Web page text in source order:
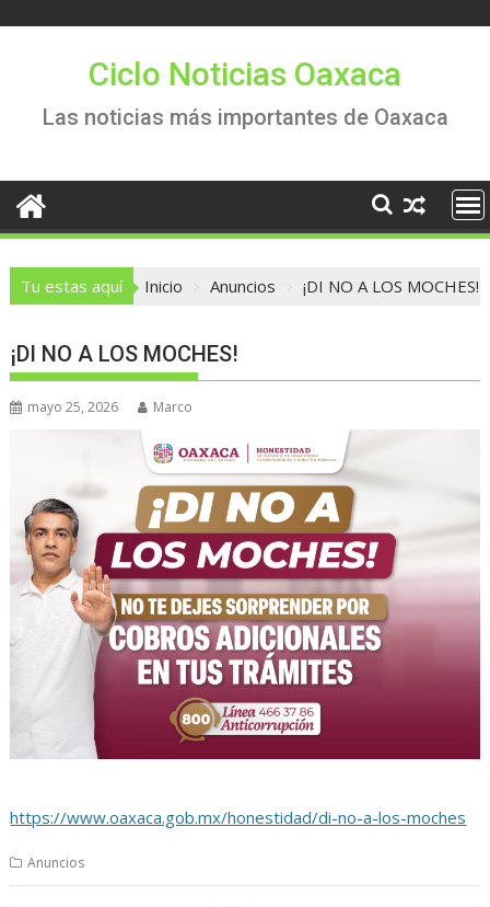
Ciclo Noticias Oaxaca
Las noticias más importantes de Oaxaca
Tu estas aquí Inicio Anuncios ¡DI NO A LOS MOCHES!
¡DI NO A LOS MOCHES!
mayo 25, 2026 Marco
https://www.oaxaca.gob.mx/honestidad/di-no-a-los-moches
Anuncios